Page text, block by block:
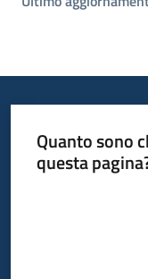
Quanto sono
questa